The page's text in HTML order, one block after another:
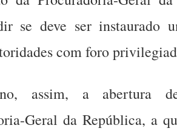
se deve ser instaurado
com foro
assim, a abertura
Geral da República, a